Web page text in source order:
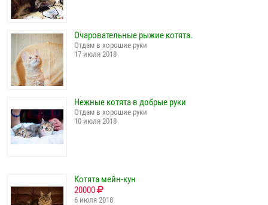
Очаровательные рыжие котята.
Отдам в хорошие руки
17 июля 2018
Нежные котята в добрые руки
Отдам в хорошие руки
10 июля 2018
Котята мейн-кун
20000
6 июля 2018